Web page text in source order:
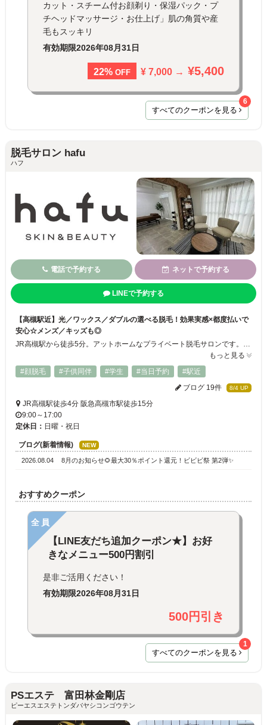
カット・スチーム付お顔剃り・保湿パック・プ
チヘッドマッサージ・お仕上げ」肌の角質や産
毛もスッキリ
有効期限2026年08月31日
22% OFF ¥ 7,000 → ¥5,400
すべてのクーポンを見る
6
脱毛サロン hafu
ハフ
電話で予約する ネットで予約する
LINEで予約する
【高槻駅近】光／ワックス／ダブルの選べる脱毛！効果実感×都度払いで
安心☆メンズ／キッズも◎
JR高槻駅から徒歩5分。アットホームなプライベート脱毛サロンです。女性は勿論ひげやワキのムダ毛に悩む男性や、デリケートな肌のお子様も施術可能！脱毛の種類はメイドインジャパンにこだわったWAX匠道®を使ったワックス脱毛、痛みを抑えて照射することで発毛の根本にアプローチする光脱毛、その両方を組み合わせ結果にこだわるダブル脱毛から選択可能◎効果実感×都度払いで安心して通っていただけます！
もっと見る
#顔脱毛
#子供同伴 #学生 #当日予約
#駅近
ブログ 19件
8/4 UP
JR高槻駅徒歩4分 阪急高槻市駅徒歩15分
9:00～17:00
定休日： 日曜・祝日
ブログ(新着情報) NEW
2026.08.04 8月のお知らせ🌻最大30％ポイント還元！ビビビ祭 第2弾✨
おすすめクーポン
全員
【LINE友だち追加クーポン★】お好
きなメニュー500円割引
是非ご活用ください！
有効期限2026年08月31日
500円引き
すべてのクーポンを見る
1
PSエステ 富田林金剛店
ピーエスエステトンダバヤシコンゴウテン